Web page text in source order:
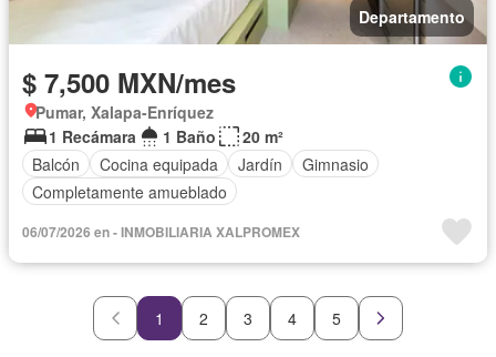
Departamento
$ 7,500 MXN/mes
Pumar, Xalapa-Enríquez
1 Recámara
1 Baño
20 m²
Balcón
Cocina equipada Jardín
Gimnasio
Completamente amueblado
06/07/2026 en - INMOBILIARIA XALPROMEX
1 2 3 4 5